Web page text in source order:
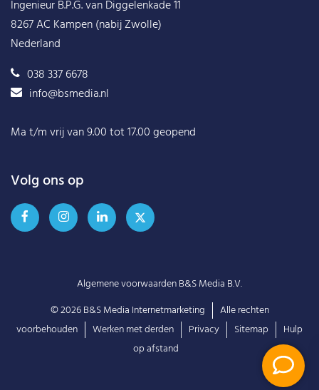
Ingenieur B.P.G. van Diggelenkade 11
8267 AC Kampen (nabij Zwolle)
Nederland
038 337 6678
info@bsmedia.nl
Ma t/m vrij van 9.00 tot 17.00 geopend
Volg ons op
Algemene voorwaarden B&S Media B.V.
© 2026B&S Media Internetmarketing
Alle rechten
voorbehouden
Werken met derden Privacy Sitemap
Hulp
op afstand